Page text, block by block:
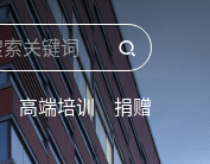
高端培训 捐赠